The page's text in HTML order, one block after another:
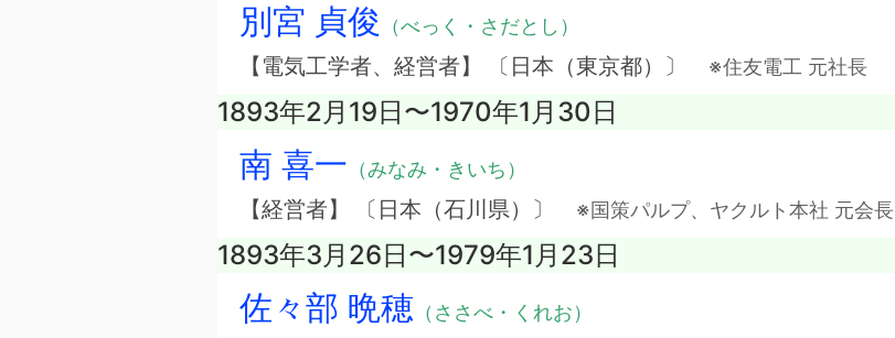
別宮 貞俊 （べっく・さだとし）
【電気工学者、経営者】 〔日本（東京都）〕 ※住友電工 元社長
1893年2月19日〜1970年1月30日
南 喜一 （みなみ・きいち）
【経営者】 〔日本（石川県）〕 ※国策パルプ、ヤクルト本社 元会長
1893年3月26日〜1979年1月23日
佐々部 晩穂 （ささべ・くれお）